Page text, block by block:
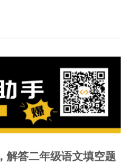
，解答二年级语文填空题